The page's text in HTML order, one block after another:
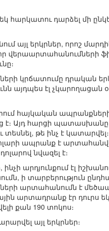
դարձել մի
այլ երկրներ, որոշ
վերաարտահանումների
կրճատումը դրական
այդպես էլ չկարողացան
հայկական
է։ Այդ հարցի
թե ինչ է
ապրանք է
նվազել է։
արդյունքում էլ
ի տարբերություն
արտահանումն է
արտադրանք էր դուրս
քան 190 տոկոս։
այլ երկրներ։